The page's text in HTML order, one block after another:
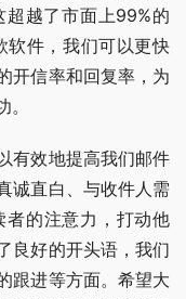
越了市面上99%的
软件，我们可以更快
开信率和回复率，为
有效地提高我们邮件
诚直白、与收件人需
的注意力，打动他
良好的开头语，我们
跟进等方面。希望大